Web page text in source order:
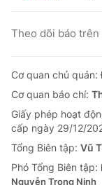
Theo dõi báo trên
Cơ quan chủ quản:
Cơ quan báo chí:
Giấy phép hoạt
cấp ngày 29/12/
Tổng Biên tập: Vũ
Phó Tổng Biên tập:
Nguyễn Trọng Ninh